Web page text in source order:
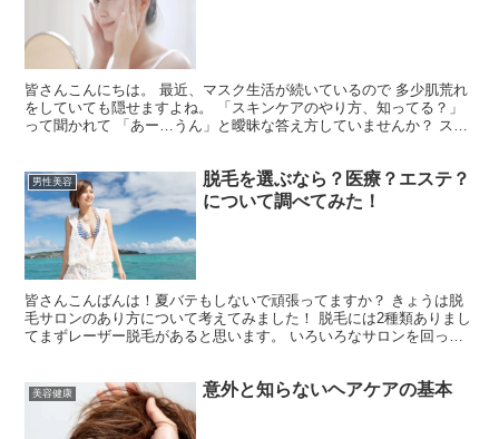
皆さんこんにちは。 最近、マスク生活が続いているので 多少肌荒れ
をしていても隠せますよね。 「スキンケアのやり方、知ってる？」
って聞かれて 「あー…うん」と曖昧な答え方していませんか？ スキ
男性美容
脱毛を選ぶなら？医療？エステ？
について調べてみた！
皆さんこんばんは！夏バテもしないで頑張ってますか？ きょうは脱
毛サロンのあり方について考えてみました！ 脱毛には2種類ありまし
てまずレーザー脱毛があると思います。 いろいろなサロンを回った
美容健康 意外と知らないヘアケアの基本